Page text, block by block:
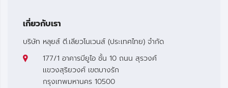
เกี่ยวกับเรา
บริษัท หลุยส์ ตี.เลียวโนเวนส์ (ประเทศไทย) จำกัด
177/1 อาคารบียูไอ ชั้น 10 ถนน สุรวงศ์
เเขวงสุริยวงศ์ เขตบางรัก
กรุงเทพมหานคร 10500